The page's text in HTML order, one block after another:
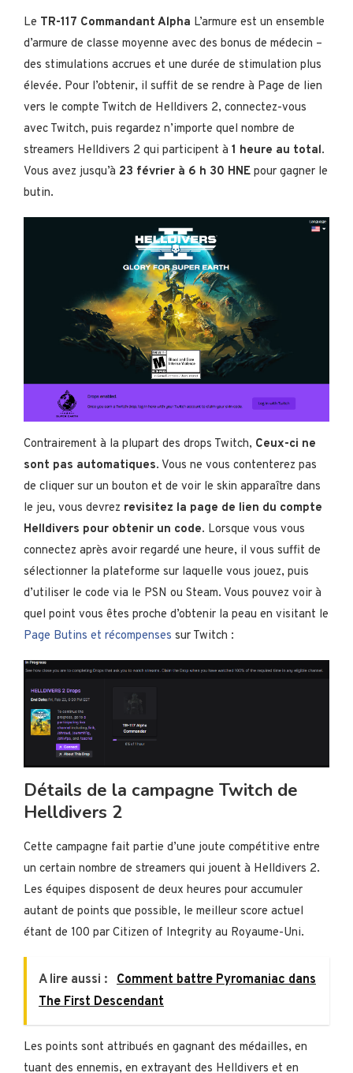
Le TR-117 Commandant Alpha L’armure est un ensemble
d’armure de classe moyenne avec des bonus de médecin –
des stimulations accrues et une durée de stimulation plus
élevée. Pour l’obtenir, il suffit de se rendre à Page de lien
vers le compte Twitch de Helldivers 2, connectez-vous
avec Twitch, puis regardez n’importe quel nombre de
streamers Helldivers 2 qui participent à 1 heure au total.
Vous avez jusqu’à 23 février à 6 h 30 HNE pour gagner le
butin.
Contrairement à la plupart des drops Twitch, Ceux-ci ne
sont pas automatiques. Vous ne vous contenterez pas
de cliquer sur un bouton et de voir le skin apparaître dans
le jeu, vous devrez revisitez la page de lien du compte
Helldivers pour obtenir un code. Lorsque vous vous
connectez après avoir regardé une heure, il vous suffit de
sélectionner la plateforme sur laquelle vous jouez, puis
d’utiliser le code via le PSN ou Steam. Vous pouvez voir à
quel point vous êtes proche d’obtenir la peau en visitant le
Page Butins et récompenses sur Twitch :
Détails de la campagne Twitch de
Helldivers 2
Cette campagne fait partie d’une joute compétitive entre
un certain nombre de streamers qui jouent à Helldivers 2.
Les équipes disposent de deux heures pour accumuler
autant de points que possible, le meilleur score actuel
étant de 100 par Citizen of Integrity au Royaume-Uni.
A lire aussi : Comment battre Pyromaniac dans
The First Descendant
Les points sont attribués en gagnant des médailles, en
tuant des ennemis, en extrayant des Helldivers et en